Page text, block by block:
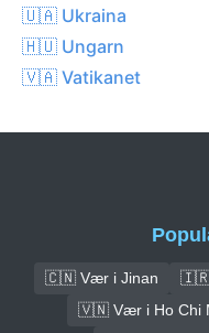
🇺🇦 Ukraina
🇭🇺 Ungarn
🇻🇦 Vatikanet
🇨🇳 Vær i Jinan 🇮🇷
🇻🇳 Vær i Ho Chi